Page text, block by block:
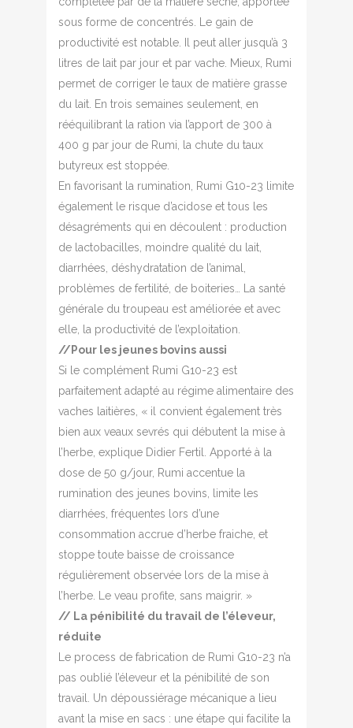
sous forme de concentrés. Le gain de
productivité est notable. Il peut aller jusqu’à 3
litres de lait par jour et par vache. Mieux, Rumi
permet de corriger le taux de matière grasse
du lait. En trois semaines seulement, en
rééquilibrant la ration via l’apport de 300 à
400 g par jour de Rumi, la chute du taux
butyreux est stoppée.
En favorisant la rumination, Rumi G10-23 limite
également le risque d’acidose et tous les
désagréments qui en découlent : production
de lactobacilles, moindre qualité du lait,
diarrhées, déshydratation de l’animal,
problèmes de fertilité, de boiteries… La santé
générale du troupeau est améliorée et avec
elle, la productivité de l’exploitation.
//Pour les jeunes bovins aussi
Si le complément Rumi G10-23 est
parfaitement adapté au régime alimentaire des
vaches laitières, « il convient également très
bien aux veaux sevrés qui débutent la mise à
l’herbe, explique Didier Fertil. Apporté à la
dose de 50 g/jour, Rumi accentue la
rumination des jeunes bovins, limite les
diarrhées, fréquentes lors d’une
consommation accrue d’herbe fraiche, et
stoppe toute baisse de croissance
régulièrement observée lors de la mise à
l’herbe. Le veau profite, sans maigrir. »
// La pénibilité du travail de l’éleveur,
réduite
Le process de fabrication de Rumi G10-23 n’a
pas oublié l’éleveur et la pénibilité de son
travail. Un dépoussiérage mécanique a lieu
avant la mise en sacs : une étape qui facilite la